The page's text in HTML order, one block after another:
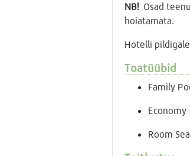
NB!Osad
hoiatamata.
Hotelli
Toatüübid
Family
Economy
Room